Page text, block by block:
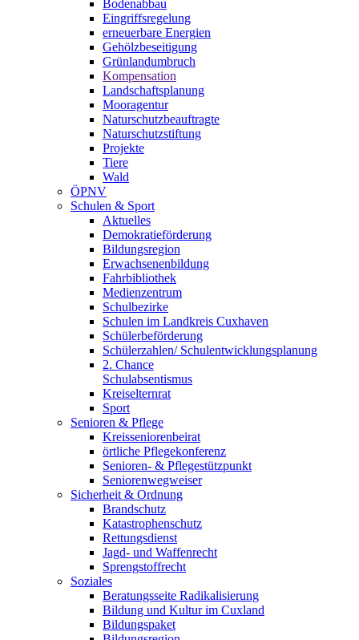
Bodenabbau
Eingriffsregelung
erneuerbare Energien
Gehölzbeseitigung
Grünlandumbruch
Kompensation
Landschaftsplanung
Mooragentur
Naturschutzbeauftragte
Naturschutzstiftung
Projekte
Tiere
Wald
ÖPNV
Schulen & Sport
Aktuelles
Demokratieförderung
Bildungsregion
Erwachsenenbildung
Fahrbibliothek
Medienzentrum
Schulbezirke
Schulen im Landkreis Cuxhaven
Schülerbeförderung
Schülerzahlen/ Schulentwicklungsplanung
2. Chance
Schulabsentismus
Kreiselternrat
Sport
Senioren & Pflege
Kreisseniorenbeirat
örtliche Pflegekonferenz
Senioren- & Pflegestützpunkt
Seniorenwegweiser
Sicherheit & Ordnung
Brandschutz
Katastrophenschutz
Rettungsdienst
Jagd- und Waffenrecht
Sprengstoffrecht
Soziales
Beratungsseite Radikalisierung
Bildung und Kultur im Cuxland
Bildungspaket